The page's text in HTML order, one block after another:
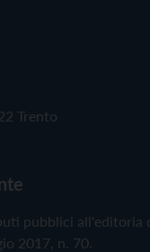
Trento
pubblici all'editoria
2017, n. 70.